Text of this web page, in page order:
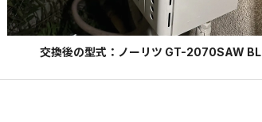
交換後の型式：ノーリツ GT-2070SAW BL